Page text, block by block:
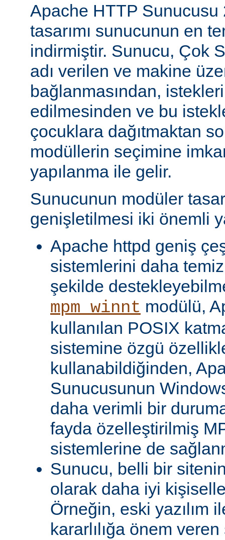
Apache HTTP Sunucusu
tasarımı sunucunun en
indirmiştir. Sunucu, Çok
adı verilen ve makine
bağlanmasından,
edilmesinden ve bu
çocuklara dağıtmaktan
modüllerin seçimine
yapılanma ile gelir.
Sunucunun modüler
genişletilmesi iki önemli
Apache httpd geniş
sistemlerini daha
şekilde
mpm_winnt modülü,
kullanılan POSIX
sistemine özgü
kullanabildiğinden,
Sunucusunun
daha verimli bir
fayda özelleştirilmiş
sistemlerine de
Sunucu, belli bir
olarak daha iyi
Örneğin, eski yazılım
kararlılığa önem